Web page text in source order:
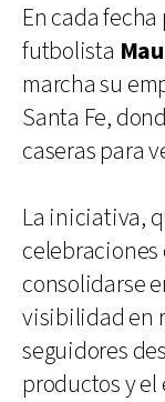
En cada
futbolista
marcha su
Santa Fe,
caseras para
La iniciativa,
celebraciones
consolidarse
visibilidad en
seguidores
productos y